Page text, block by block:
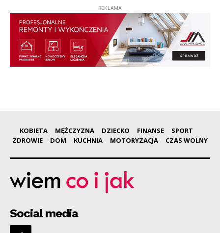
REKLAMA
KOBIETA MĘŻCZYZNA DZIECKO FINANSE
SPORT
ZDROWIE
DOM KUCHNIA MOTORYZACJA CZAS WOLNY
Social media